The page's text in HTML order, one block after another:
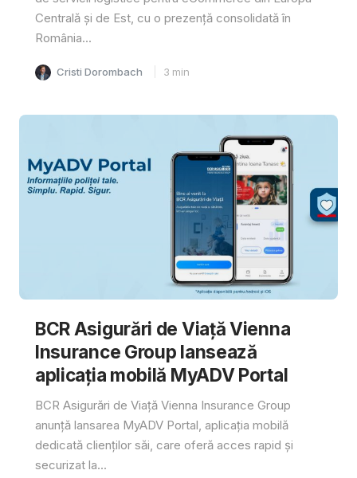
Centrală și de Est, cu o prezență consolidată în
România...
Cristi Dorombach 3 min
BCR Asigurări de Viață Vienna
Insurance Group lansează
aplicația mobilă MyADV Portal
BCR Asigurări de Viață Vienna Insurance Group
anunță lansarea MyADV Portal, aplicația mobilă
dedicată clienților săi, care oferă acces rapid și
securizat la...